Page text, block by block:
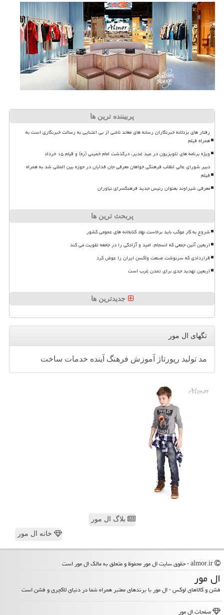
پربیننده ترین ها
رفتار های بزدلانه خبرنگاران رسانه های معاند ناشی از بی اعتنایی به رسالت خبرنگاری است به
همراه فیلم
ویژه برنامه های تلویزیون در عید غدیر، درگذشت امام خمینی (ره) و قیام ۱۵ خرداد
دبیر شورای عالی انقلاب فرهنگی خواهان معرفی جان فدایان در حوزه بین المللی شد به همراه
فیلم
معرفی شیراوند بعنوان رئیس جدید فرهنگسرای نیاوران
پربحث ترین ها
شروع به کار موکب باید برخاست نهاد کتابخانه های عمومی کشور
اربعین آئین جمعی که انسجام، امید و آزادگی را در جامعه تقویت می کند
قراردادی که سرنوشت صنعت واکسن ایران را عوض کرد
اربعین تهدید جدی برای تمدن غرب است
جدیدترین ها
تگهای ال مور
مد تولید رپورتاژ آموزش فرهنگ آینده خدمات ساخت
بلاگ ال مور
خانه ال مور
ال مور
فشن و کالاهای لوکس - ال مور با برندهای معتبر همراه شما در دنیای لاکچری و فشن است
صفحات ال مور